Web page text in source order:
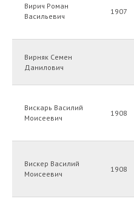
Вирич Роман
Васильевич
1907
Вирняк Семен
Данилович
Вискарь Василий
Моисеевич
1908
Вискер Василий
Моисеевич
1908